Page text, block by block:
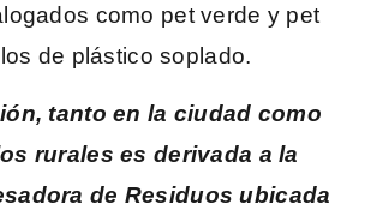
como pet verde y pet
de plástico soplado.
tanto en la ciudad como
rurales es derivada a la
de Residuos ubicada